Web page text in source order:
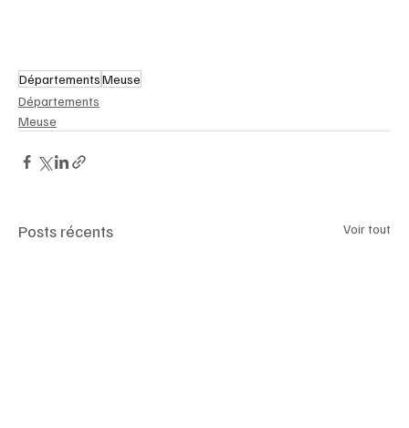
DépartementsMeuse
Départements
Meuse
Posts récents Voir tout